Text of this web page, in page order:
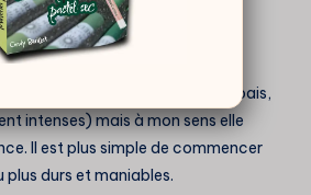
rédhibitoire pour les
tendre est leur force (ils sont épais,
intenses) mais à mon sens elle
Il est plus simple de commencer
plus durs et maniables.